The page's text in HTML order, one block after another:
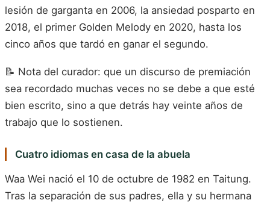
lesión de garganta en 2006, la ansiedad posparto en
2018, el primer Golden Melody en 2020, hasta los
cinco años que tardó en ganar el segundo.
📝 Nota del curador: que un discurso de premiación
sea recordado muchas veces no se debe a que esté
bien escrito, sino a que detrás hay veinte años de
trabajo que lo sostienen.
Cuatro idiomas en casa de la abuela
Waa Wei nació el 10 de octubre de 1982 en Taitung.
Tras la separación de sus padres, ella y su hermana